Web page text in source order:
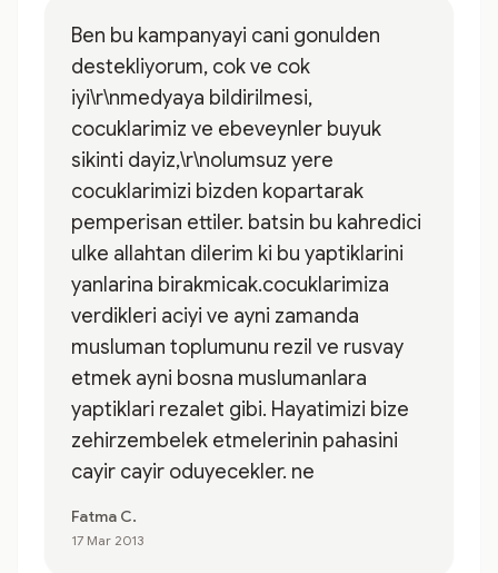
Ben bu kampanyayi cani gonulden
destekliyorum, cok ve cok
iyi\r\nmedyaya bildirilmesi,
cocuklarimiz ve ebeveynler buyuk
sikinti dayiz,\r\nolumsuz yere
cocuklarimizi bizden kopartarak
pemperisan ettiler. batsin bu kahredici
ulke allahtan dilerim ki bu yaptiklarini
yanlarina birakmicak.cocuklarimiza
verdikleri aciyi ve ayni zamanda
musluman toplumunu rezil ve rusvay
etmek ayni bosna muslumanlara
yaptiklari rezalet gibi. Hayatimizi bize
zehirzembelek etmelerinin pahasini
cayir cayir oduyecekler. ne
Fatma C.
17 Mar 2013